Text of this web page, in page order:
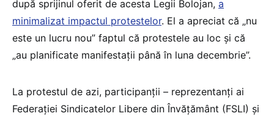
după sprijinul oferit de acesta Legii Bolojan, a
minimalizat impactul protestelor. El a apreciat că „nu
este un lucru nou” faptul că protestele au loc și că
„au planificate manifestații până în luna decembrie”.
La protestul de azi, participanții – reprezentanți ai
Federației Sindicatelor Libere din Învățământ (FSLI) și